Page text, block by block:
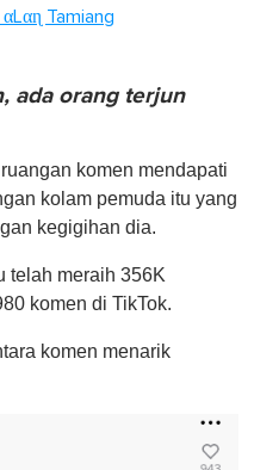
Tamiang
ada orang terjun
komen mendapati
kolam pemuda itu yang
kegigihan dia.
telah meraih 356K
komen di TikTok.
komen menarik